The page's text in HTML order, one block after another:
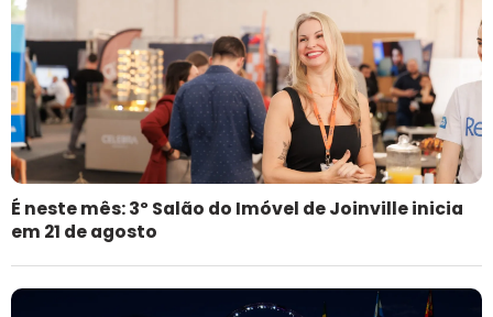
É neste mês: 3º Salão do Imóvel de Joinville inicia
em 21 de agosto